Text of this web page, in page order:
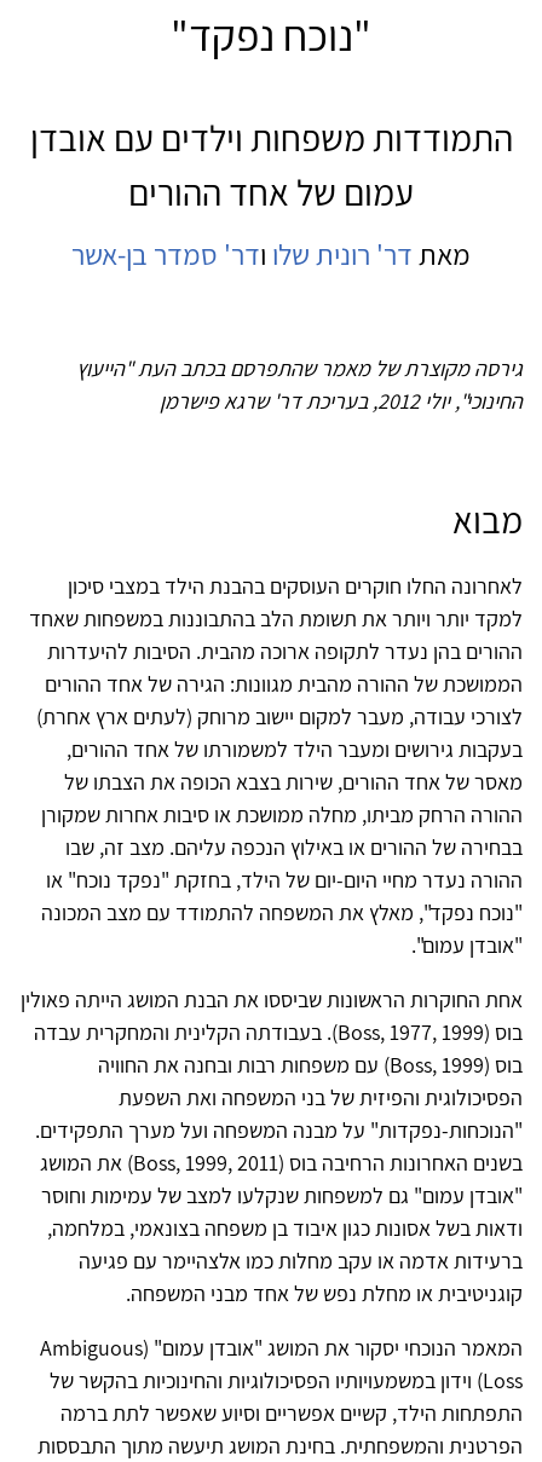
"נוכח נפקד"
התמודדות משפחות וילדים עם אובדן
עמום של אחד ההורים
מאתדר' רונית שלו ודר' סמדר בן-אשר
גירסה מקוצרת של מאמר שהתפרסם בכתב העת "הייעוץ
החינוכי", יולי 2012, בעריכת דר' שרגא פישרמן
מבוא
לאחרונה החלו חוקרים העוסקים בהבנת הילד במצבי סיכון
למקד יותר ויותר את תשומת הלב בהתבוננות במשפחות שאחד
ההורים בהן נעדר לתקופה ארוכה מהבית. הסיבות להיעדרות
הממושכת של ההורה מהבית מגוונות: הגירה של אחד ההורים
לצורכי עבודה, מעבר למקום יישוב מרוחק (לעתים ארץ אחרת)
בעקבות גירושים ומעבר הילד למשמורתו של אחד ההורים,
מאסר של אחד ההורים, שירות בצבא הכופה את הצבתו של
ההורה הרחק מביתו, מחלה ממושכת או סיבות אחרות שמקורן
בבחירה של ההורים או באילוץ הנכפה עליהם. מצב זה, שבו
ההורה נעדר מחיי היום-יום של הילד, בחזקת "נפקד נוכח" או
"נוכח נפקד", מאלץ את המשפחה להתמודד עם מצב המכונה
"אובדן עמום".
אחת החוקרות הראשונות שביססו את הבנת המושג הייתה פאולין
בוס (Boss, 1977, 1999). בעבודתה הקלינית והמחקרית עבדה
בוס (Boss, 1999) עם משפחות רבות ובחנה את החוויה
הפסיכולוגית והפיזית של בני המשפחה ואת השפעת
"הנוכחות-נפקדות" על מבנה המשפחה ועל מערך התפקידים.
בשנים האחרונות הרחיבה בוס (Boss, 1999, 2011) את המושג
"אובדן עמום" גם למשפחות שנקלעו למצב של עמימות וחוסר
ודאות בשל אסונות כגון איבוד בן משפחה בצונאמי, במלחמה,
ברעידות אדמה או עקב מחלות כמו אלצהיימר עם פגיעה
קוגניטיבית או מחלת נפש של אחד מבני המשפחה.
המאמר הנוכחי יסקור את המושג "אובדן עמום" (Ambiguous
Loss) וידון במשמעויותיו הפסיכולוגיות והחינוכיות בהקשר של
התפתחות הילד, קשיים אפשריים וסיוע שאפשר לתת ברמה
הפרטנית והמשפחתית. בחינת המושג תיעשה מתוך התבססות